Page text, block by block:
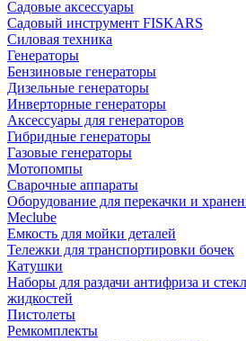
Садовые аксессуары
Садовый инструмент FISKARS
Силовая техника
Генераторы
Бензиновые генераторы
Дизельные генераторы
Инверторные генераторы
Аксессуары для генераторов
Гибридные генераторы
Газовые генераторы
Мотопомпы
Сварочные аппараты
Оборудование для перекачки и
Meclube
Емкость для мойки деталей
Тележки для транспортировки бочек
Катушки
Наборы для раздачи антифриза и
жидкостей
Пистолеты
Ремкомплекты